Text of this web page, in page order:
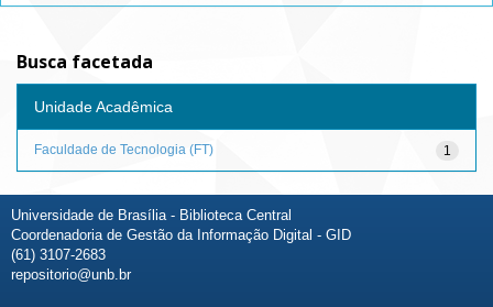
Busca facetada
Unidade Acadêmica
1
Faculdade de Tecnologia (FT)
Universidade de Brasília - Biblioteca Central
Coordenadoria de Gestão da Informação Digital - GID
(61) 3107-2683
repositorio@unb.br